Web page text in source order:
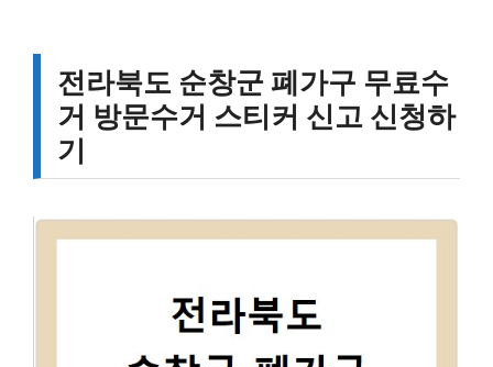
전라북도 순창군 폐가구 무료수
거 방문수거 스티커 신고 신청하
기